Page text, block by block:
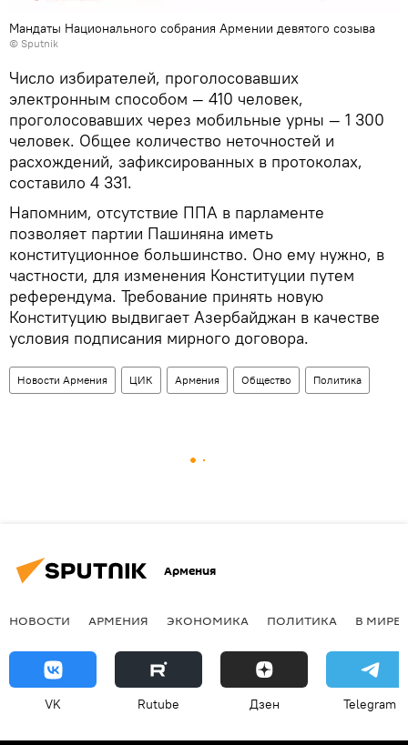
Мандаты Национального собрания Армении девятого созыва
© Sputnik
Число избирателей, проголосовавших
электронным способом — 410 человек,
проголосовавших через мобильные урны — 1 300
человек. Общее количество неточностей и
расхождений, зафиксированных в протоколах,
составило 4 331.
Напомним, отсутствие ППА в парламенте
позволяет партии Пашиняна иметь
конституционное большинство. Оно ему нужно, в
частности, для изменения Конституции путем
референдума. Требование принять новую
Конституцию выдвигает Азербайджан в качестве
условия подписания мирного договора.
Новости Армения ЦИК Армения Общество Политика
Армения
НОВОСТИ АРМЕНИЯ ЭКОНОМИКА ПОЛИТИКА В МИРЕ
VK Rutube Дзен Telegram